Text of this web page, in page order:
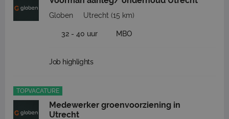
Globen Utrecht (15 km)
32 - 40 uur MBO
Job highlights
TOPVACATURE
Medewerker groenvoorziening in
Utrecht